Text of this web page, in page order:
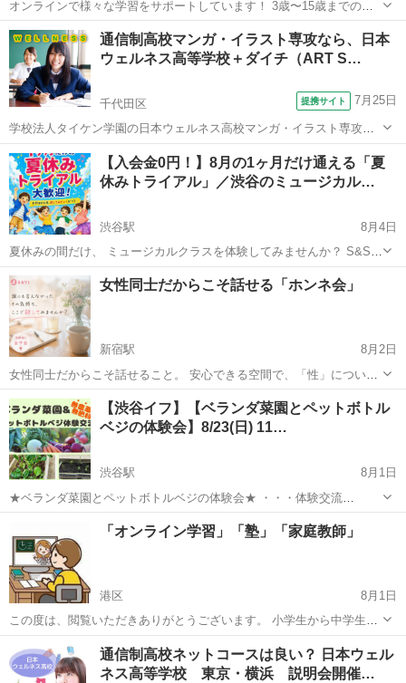
オンラインで様々な学習をサポートしています！ 3歳〜15歳までのお
子さんたちが利用してくれています。 現在生徒は150名程度です。 元
教師や保育士たちだった方々が『やる気』『勇気』『好奇心』を子ど
もたちに与えます！ ...
東京 世田谷区 その他 不登校
通信制高校マンガ・イラスト専攻なら、日本
ウェルネス高等学校＋ダイチ（ART S…
千代田区 提携サイト 7月25日
学校法人タイケン学園の日本ウェルネス高校マンガ・イラスト専攻
は、通信制高校と本格的にイラスト・マンガを学べる業界トップクラ
スの専門校『ダイチ』との融合型教育です。 イラスト・マンガ授業は
多くのプロデビュー者を育てた業界トッ...
東京 千代田区 その他
【入会金0円！】8月の1ヶ月だけ通える「夏
休みトライアル」／渋谷のミュージカル…
渋谷駅
8月4日
夏休みの間だけ、 ミュージカルクラスを体験してみませんか？ S&S
Kidsは渋谷、並木橋にあるミュージカル・表現教室です。 「うちの子
に合うかどうか、まず試してみたい」 「入会金を払う前に、続けられ
そう...
東京 渋谷区 渋谷駅 その他 夏休み
女性同士だからこそ話せる「ホンネ会」
新宿駅
8月2日
女性同士だからこそ話せること。 安心できる空間で、「性」について
気軽にお話ししてみませんか？ 「パートナーには話しづらい…」 「他
の人はどう考えているんだろう？」 「ちょっと聞いてみたい」 そんな
想いや...
東京 新宿区 新宿駅 その他 シングルマザー
【渋谷イフ】【ベランダ菜園とペットボトル
ベジの体験会】8/23(日) 11…
渋谷駅
8月1日
★ベランダ菜園とペットボトルベジの体験会★ ・・・体験交流
会・・・ 8/23(日) １１:００-１３:１５ 毎月１回開催 お家のベラン
ダで野菜を育てませんか？ 自然栽培の無農薬・無肥料で美...
その他 ドリンク
「オンライン学習」「塾」「家庭教師」
港区
8月1日
この度は、閲覧いただきありがとうございます。 小学生から中学生や
高校生、浪人生や不登校生や大人まで「基礎学力養成や一般学習や補
習指導」はもとより一般教育基本理念でもあります「知育 徳育 体育」
のいわゆる「三育教育」を中心に...
港区 その他
通信制高校ネットコースは良い？ 日本ウェル
ネス高等学校 東京・横浜 説明会開催…